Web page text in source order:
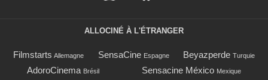
ALLOCINÉ À L'ÉTRANGER
Filmstarts Allemagne SensaCine Espagne Beyazperde Turquie
AdoroCinema Brésil Sensacine México Mexique